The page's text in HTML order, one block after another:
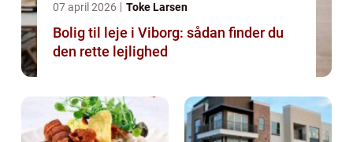
07 april 2026 Toke Larsen
Bolig til leje i Viborg: sådan finder du
den rette lejlighed